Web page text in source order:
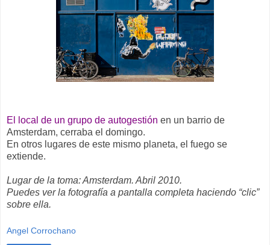
El local de un grupo de autogestión en un barrio de
Amsterdam, cerraba el domingo.
En otros lugares de este mismo planeta, el fuego se
extiende.
Lugar de la toma: Amsterdam. Abril 2010.
Puedes ver la fotografía a pantalla completa haciendo “clic”
sobre ella.
Angel Corrochano